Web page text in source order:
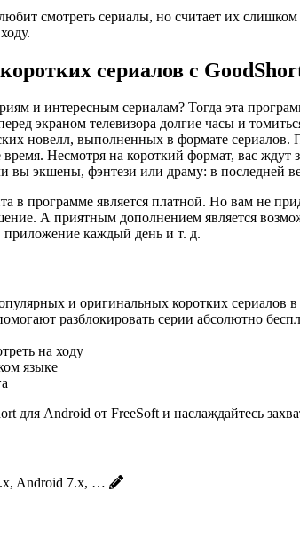
смотреть сериалы, но считает их
сериалов с
и интересным сериалам? Тогда эта
экраном телевизора долгие часы и
новелл, выполненных в формате сериалов.
Несмотря на короткий формат, вас
экшены, фэнтези или драму: в последней
в программе является платной. Но вам не
А приятным дополнением является
приложение каждый день и т. д.
и оригинальных коротких сериалов
разблокировать серии абсолютно
на ходу
языке
для Android от FreeSoft и наслаждайтесь
Android 7.x, …